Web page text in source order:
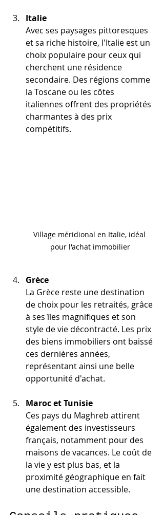
Italie
Avec ses paysages pittoresques
et sa riche histoire, l'Italie est un
choix populaire pour ceux qui
cherchent une résidence
secondaire. Des régions comme
la Toscane ou les côtes
italiennes offrent des propriétés
charmantes à des prix
compétitifs.
Village méridional en Italie, idéal
pour l'achat immobilier
Grèce
La Grèce reste une destination
de choix pour les retraités, grâce
à ses îles magnifiques et son
style de vie décontracté. Les prix
des biens immobiliers ont baissé
ces dernières années,
représentant ainsi une belle
opportunité d'achat.
Maroc et Tunisie
Ces pays du Maghreb attirent
également des investisseurs
français, notamment pour des
maisons de vacances. Le coût de
la vie y est plus bas, et la
proximité géographique en fait
une destination accessible.